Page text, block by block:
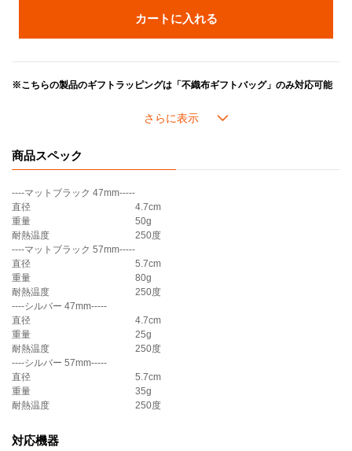
カートに入れる
※こちらの製品のギフトラッピングは「不織布ギフトバッグ」のみ対応可能
のお届けとなります。ご了承ください。
ツマミは回すだけで簡単に付け替えることができます。
・樹脂ツマミ
［Mサイズ対応推奨商品(47mm)］
■シグニチャー ココット・ロンド 14・16・18・20・22cm
■シグニチャー ココット・オーバル 17・23・25cm
■ココット・エブリィ 18・20
■ココット・ダムール
■ココット・フルール
■マルミット 18・20・22cm
［Lサイズ対応推奨商品(57mm)］
■シグニチャー ココット・ロンド 24・26・28・30
■シグニチャー ココット・オーバル 27
■シグニチャー ココット・ジャポネーズ 24cm
■シグニチャー ブレッド・オーブン 24cm
［Mサイズ対応推奨商品(47mm)］
商品スペック
----マットブラック 47mm-----
直径
4.7cm
重量
50g
耐熱温度
250度
----マットブラック 57mm-----
直径
5.7cm
重量
80g
耐熱温度
250度
----シルバー 47mm-----
直径
4.7cm
重量
25g
耐熱温度
250度
----シルバー 57mm-----
直径
5.7cm
重量
35g
耐熱温度
250度
対応機器